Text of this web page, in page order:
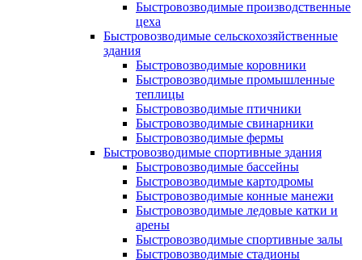
Быстровозводимые производственные
цеха
Быстровозводимые сельскохозяйственные
здания
Быстровозводимые коровники
Быстровозводимые промышленные
теплицы
Быстровозводимые птичники
Быстровозводимые свинарники
Быстровозводимые фермы
Быстровозводимые спортивные здания
Быстровозводимые бассейны
Быстровозводимые картодромы
Быстровозводимые конные манежи
Быстровозводимые ледовые катки и
арены
Быстровозводимые спортивные залы
Быстровозводимые стадионы